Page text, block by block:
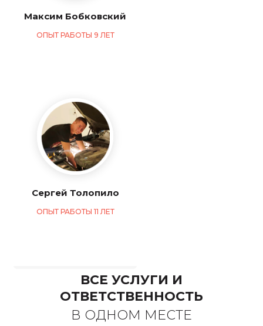
Максим Бобковский
ОПЫТ РАБОТЫ 9 ЛЕТ
Сергей Толопило
ОПЫТ РАБОТЫ 11 ЛЕТ
ВСЕ УСЛУГИ И
ОТВЕТСТВЕННОСТЬ
В ОДНОМ МЕСТЕ